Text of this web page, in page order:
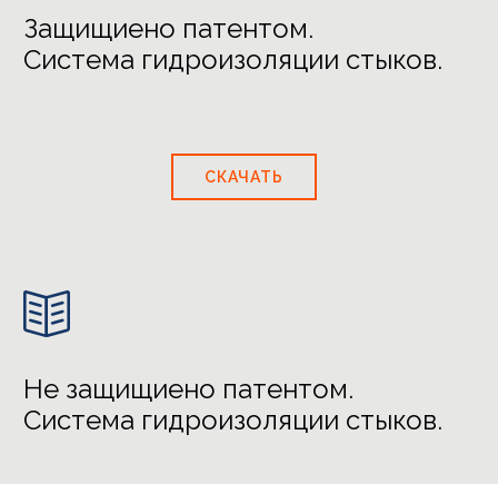
Защищиено патентом.
Система гидроизоляции стыков.
СКАЧАТЬ

Не защищиено патентом.
Система гидроизоляции стыков.